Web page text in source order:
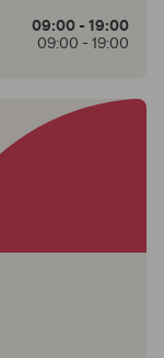
09:00 - 19:00
09:00 - 19:00